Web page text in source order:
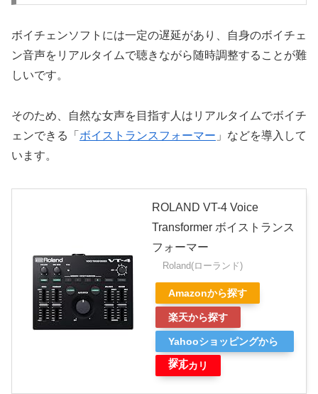
ボイチェンソフトには一定の遅延があり、自身のボイチェ
ン音声をリアルタイムで聴きながら随時調整することが難
しいです。
そのため、自然な女声を目指す人はリアルタイムでボイチ
ェンできる「 ボイストランスフォーマー 」などを導入して
います。
ROLAND VT-4 Voice
Transformer ボイストランス
フォーマー
Roland(ローランド)
Amazonから探す
楽天から探す
Yahooショッピングから
探す
メルカリ